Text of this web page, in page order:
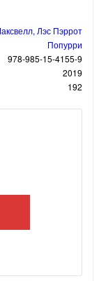
Лэс Пэррот
Попурри
978-985-15-4155-9
2019
192